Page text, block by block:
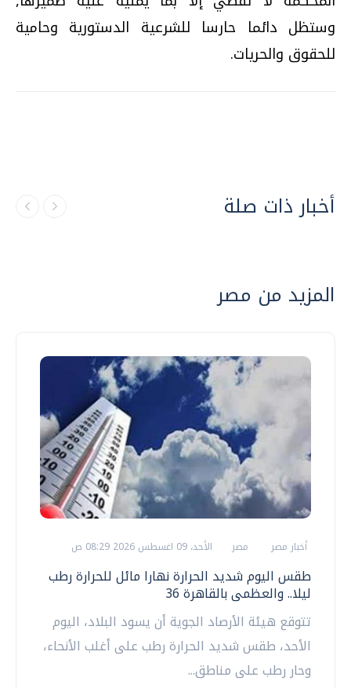
وستظل دائما حارسا للشرعية الدستورية وحامية
للحقوق والحريات.
أخبار ذات صلة
المزيد من مصر
أخبار مصر مصر الأحد، 09 اغسطس 2026 08:29 ص
طقس اليوم شديد الحرارة نهارا مائل للحرارة رطب
ليلا.. والعظمى بالقاهرة 36
تتوقع هيئة الأرصاد الجوية أن يسود البلاد، اليوم
الأحد، طقس شديد الحرارة رطب على أغلب الأنحاء،
وحار رطب على مناطق...